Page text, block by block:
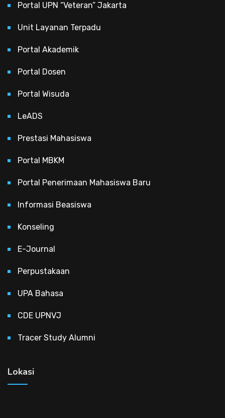
Portal UPN “Veteran” Jakarta
Unit Layanan Terpadu
Portal Akademik
Portal Dosen
Portal Wisuda
LeADS
Prestasi Mahasiswa
Portal MBKM
Portal Penerimaan Mahasiswa Baru
Informasi Beasiswa
Konseling
E-Journal
Perpustakaan
UPA Bahasa
CDE UPNVJ
Tracer Study Alumni
Lokasi